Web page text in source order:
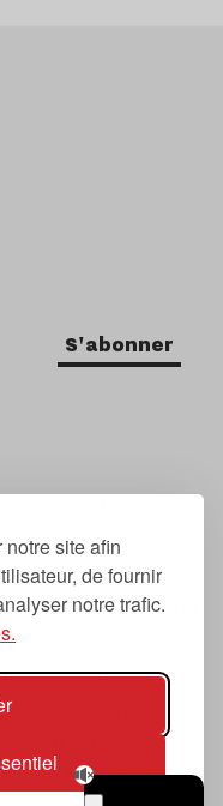
site afin
de fournir
notre trafic.
S'abonner
sur la
dont la
», « suivant
du
tendances
la musique
hop, et des
liés à la